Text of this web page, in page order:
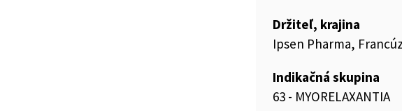
Držiteľ, krajina
Ipsen Pharma,
Indikačná skupina
63 - MYORELAXANTIA